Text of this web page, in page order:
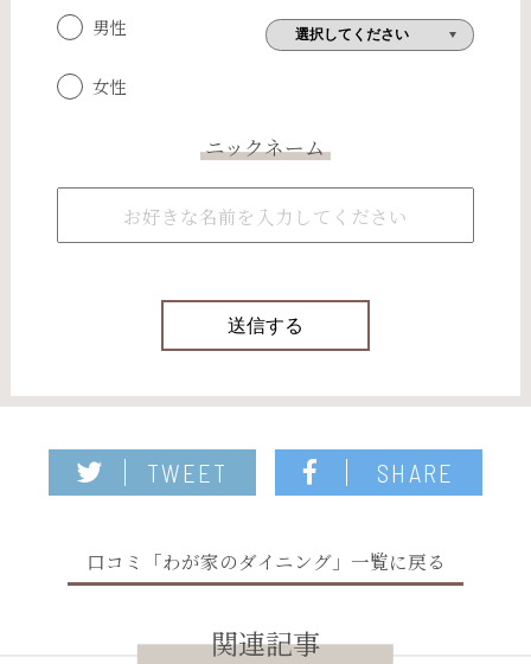
男性
女性
ニックネーム
TWEET SHARE
口コミ「わが家のダイニング」一覧に戻る
関連記事